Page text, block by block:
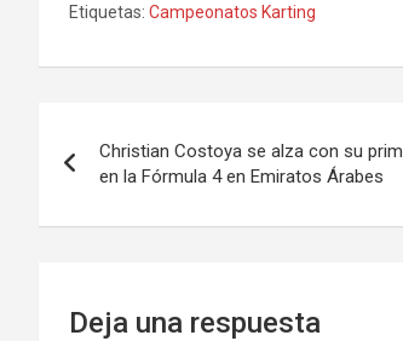
Etiquetas: Campeonatos Karting
de
entradas
Christian Costoya se alza con su
en la Fórmula 4 en Emiratos Árabes
Deja una respuesta